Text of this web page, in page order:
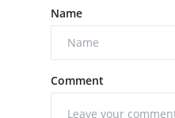
Name
Comment